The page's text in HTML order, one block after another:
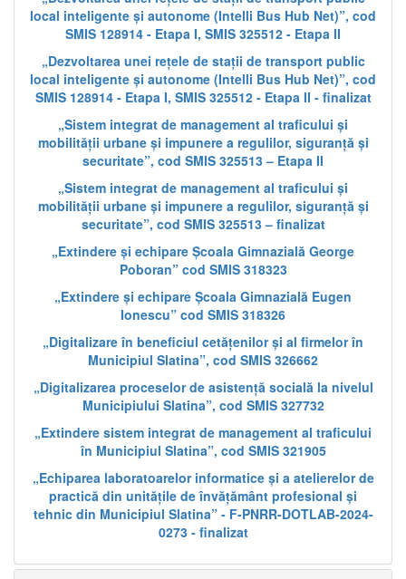
local inteligente și autonome (Intelli Bus Hub Net)”, cod
SMIS 128914 - Etapa I, SMIS 325512 - Etapa II
„Dezvoltarea unei rețele de stații de transport public
local inteligente și autonome (Intelli Bus Hub Net)”, cod
SMIS 128914 - Etapa I, SMIS 325512 - Etapa II - finalizat
„Sistem integrat de management al traficului și
mobilității urbane și impunere a regulilor, siguranță și
securitate”, cod SMIS 325513 – Etapa II
„Sistem integrat de management al traficului și
mobilității urbane și impunere a regulilor, siguranță și
securitate”, cod SMIS 325513 – finalizat
„Extindere și echipare Școala Gimnazială George
Poboran” cod SMIS 318323
„Extindere și echipare Școala Gimnazială Eugen
Ionescu” cod SMIS 318326
„Digitalizare în beneficiul cetățenilor și al firmelor în
Municipiul Slatina”, cod SMIS 326662
„Digitalizarea proceselor de asistență socială la nivelul
Municipiului Slatina”, cod SMIS 327732
„Extindere sistem integrat de management al traficului
în Municipiul Slatina”, cod SMIS 321905
„Echiparea laboratoarelor informatice și a atelierelor de
practică din unitățile de învățământ profesional și
tehnic din Municipiul Slatina” - F-PNRR-DOTLAB-2024-
0273 - finalizat